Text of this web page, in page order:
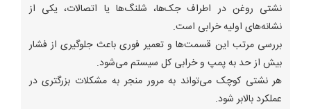
نشتی روغن در اطراف جک‌ها، شلنگ‌ها یا اتصالات، یکی از
نشانه‌های اولیه خرابی است.
بررسی مرتب این قسمت‌ها و تعمیر فوری باعث جلوگیری از فشار
بیش از حد به پمپ و خرابی کل سیستم می‌شود.
هر نشتی کوچک می‌تواند به مرور منجر به مشکلات بزرگتری در
عملکرد بالابر شود.